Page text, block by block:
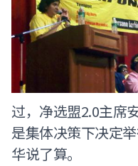
过，净选盟2.0主席
是集体决策下决定
华说了算。